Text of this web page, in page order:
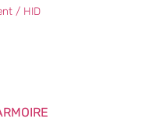
/ HID